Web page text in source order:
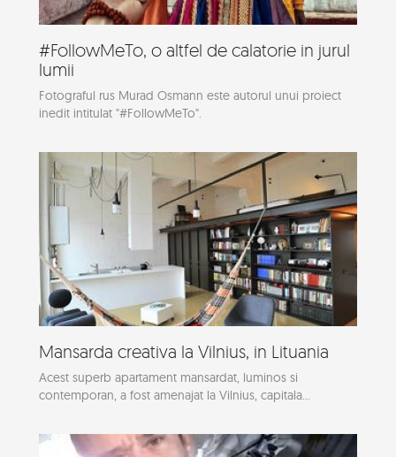
#FollowMeTo, o altfel de calatorie in jurul
lumii
Fotograful rus Murad Osmann este autorul unui proiect
inedit intitulat "#FollowMeTo".
Mansarda creativa la Vilnius, in Lituania
Acest superb apartament mansardat, luminos si
contemporan, a fost amenajat la Vilnius, capitala...